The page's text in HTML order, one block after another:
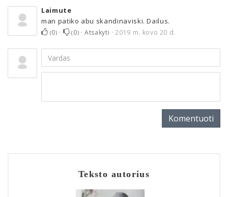
Laimute
man patiko abu skandinaviski. Dailus.
(0) · (0) ·Atsakyti ·2019 m. kovo 20 d.
Komentuoti
Teksto autorius